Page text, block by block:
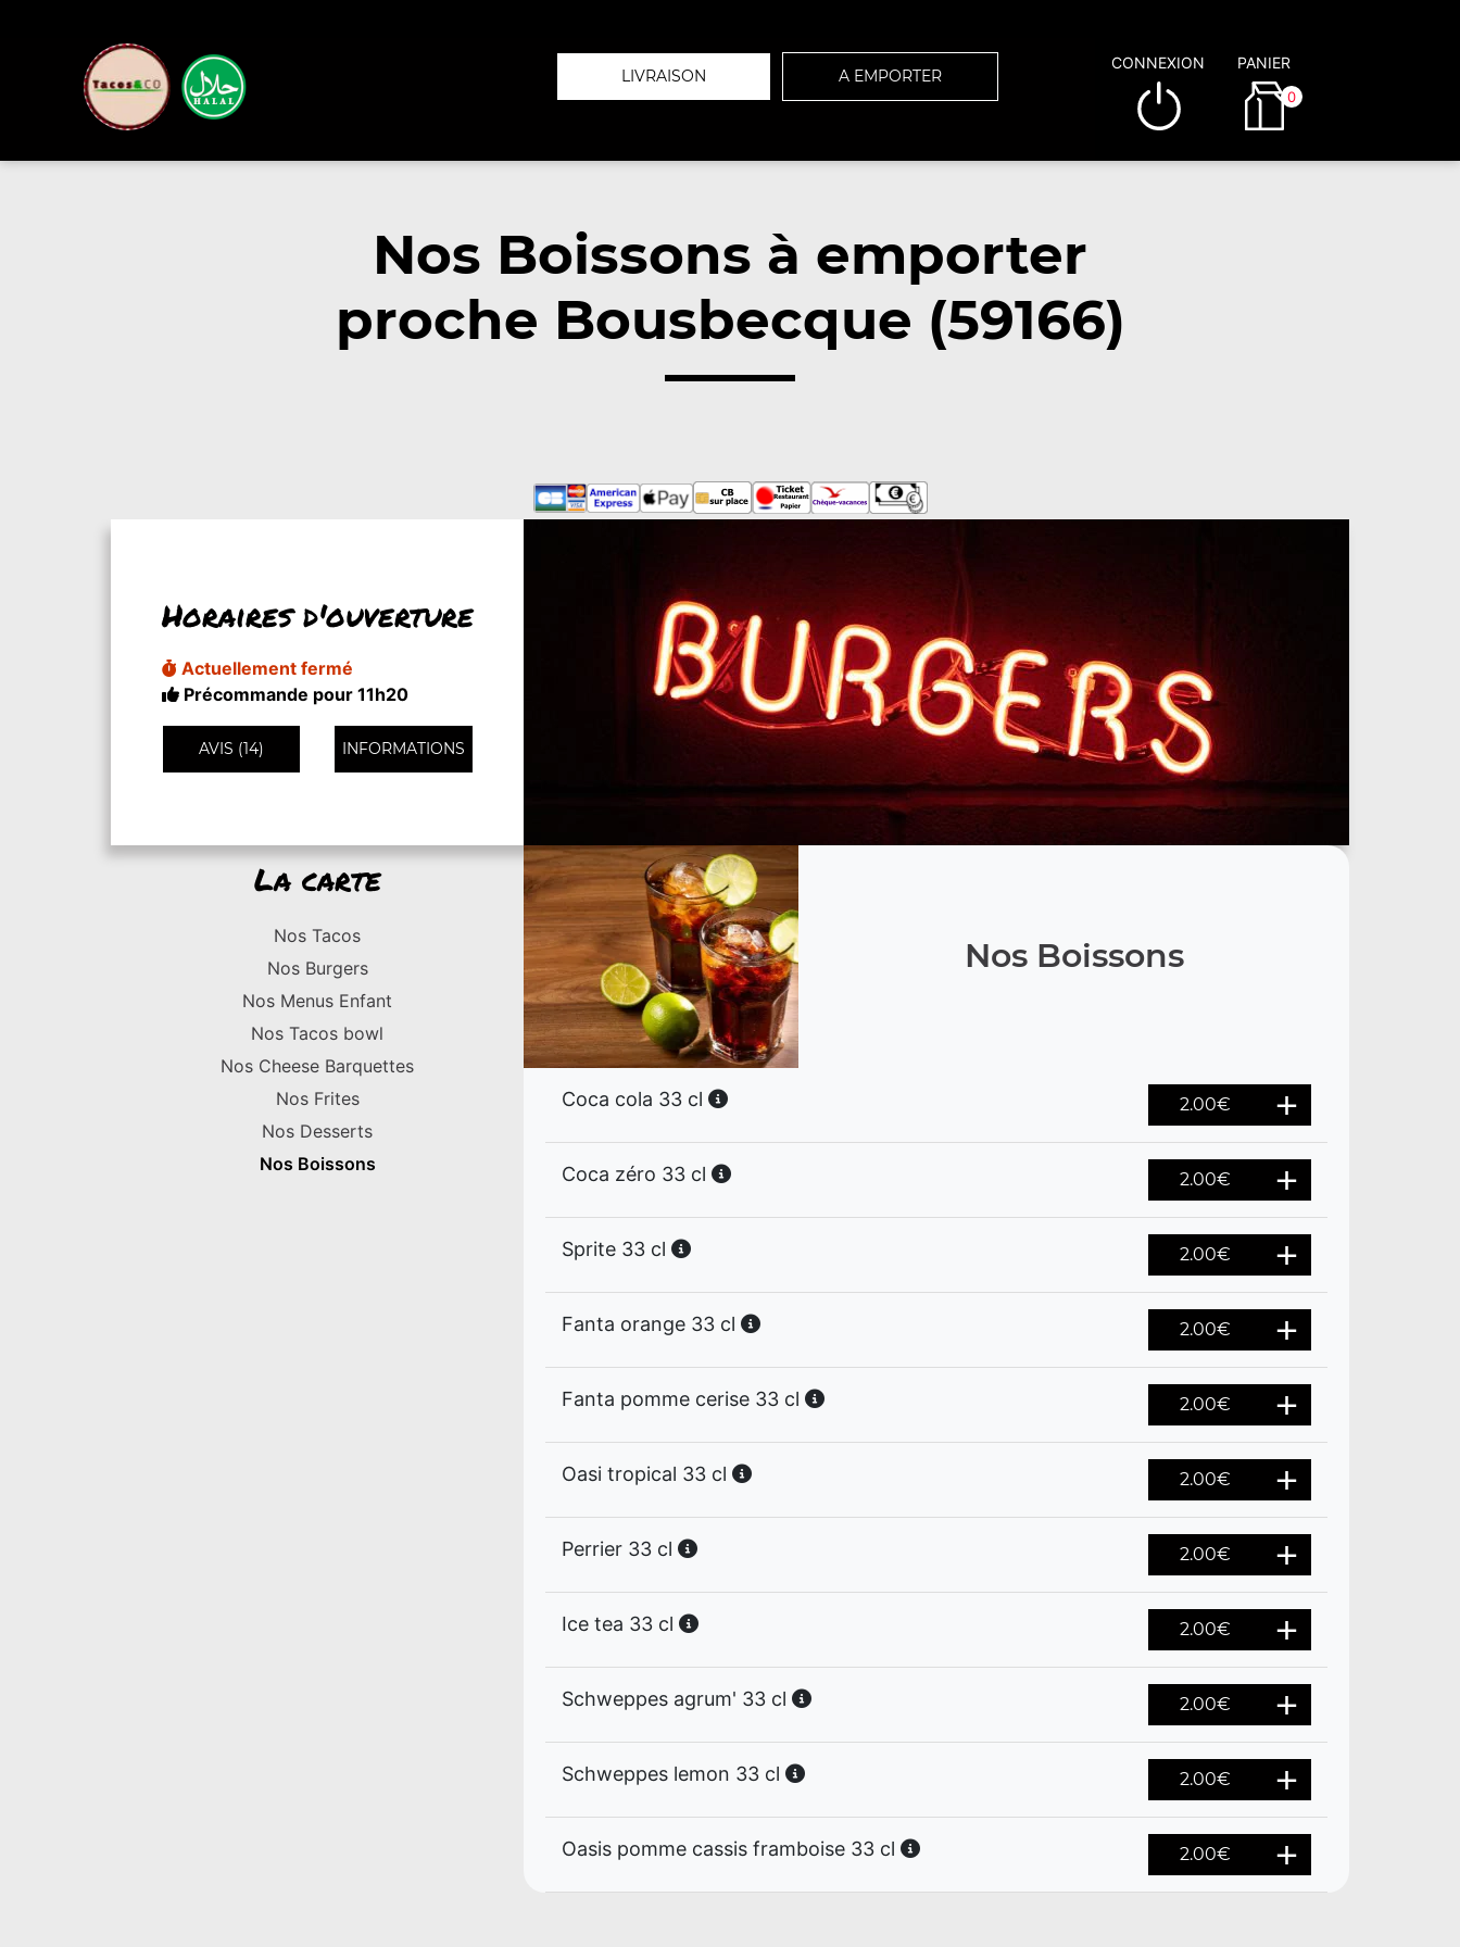
LIVRAISON A EMPORTER
CONNEXION PANIER
0
Nos Boissons à emporter
proche Bousbecque (59166)
Horaires d'ouverture
Actuellement fermé
Précommande pour 11h20
AVIS (14) INFORMATIONS
La carte
Nos Tacos
Nos Burgers
Nos Menus Enfant
Nos Tacos bowl
Nos Cheese Barquettes
Nos Frites
Nos Desserts
Nos Boissons
Nos Boissons
Coca cola 33 cl 2.00€
Coca zéro 33 cl 2.00€
Sprite 33 cl 2.00€
Fanta orange 33 cl 2.00€
Fanta pomme cerise 33 cl 2.00€
Oasi tropical 33 cl 2.00€
Perrier 33 cl 2.00€
Ice tea 33 cl 2.00€
Schweppes agrum' 33 cl 2.00€
Schweppes lemon 33 cl 2.00€
Oasis pomme cassis framboise 33 cl 2.00€